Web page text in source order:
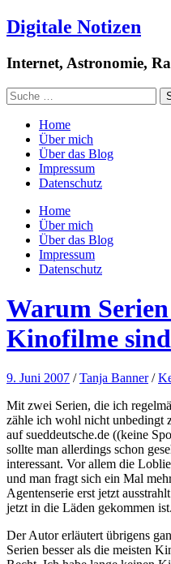
Digitale Notizen
Internet, Astronomie,
Home
Über mich
Über das Blog
Impressum
Datenschutz
Home
Über mich
Über das Blog
Impressum
Datenschutz
Warum Serien
Kinofilme sind
9. Juni 2007 /Tanja Banner /
Mit zwei Serien, die ich
zähle ich wohl nicht unbedingt
auf sueddeutsche.de ((keine
sollte man allerdings schon
interessant. Vor allem die
und man fragt sich ein Mal
Agentenserie erst jetzt
jetzt in die Läden gekommen ist.
Der Autor erläutert übrigens
Serien besser als die meisten